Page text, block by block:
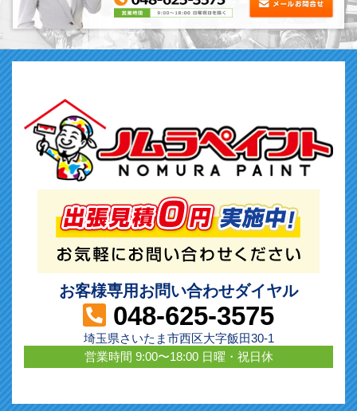
お客様専用お問い合わせダイヤル
048-625-3575
埼玉県さいたま市西区大字飯田30-1
営業時間 9:00〜18:00 日曜・祝日休